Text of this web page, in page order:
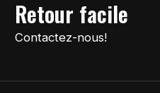
Retour facile
Contactez-nous!